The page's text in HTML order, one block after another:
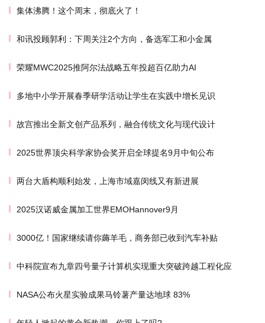
集体沸腾！这个周末，彻底火了！
和讯投顾郭利：下周关注2个方向，备选军工和小金属
荣耀MWC2025推阿尔法战略五年投超百亿助力AI
多地中小学开展春季研学活动让学生在实践中增长见识
故宫推出全新文创产品系列，融合传统文化与现代设计
2025世界顶尖科学家协会奖开启全球提名9月中旬公布
两台大盾构顺利始发，上海市域嘉闵线又有新进展
2025汉诺威金属加工世界EMOHannover9月
3000亿！国家继续请你薅羊毛，商务部已收到汽车补贴
中科院宣布九章四号量子计算机实现重大突破跨越工程化应
NASA公布火星实验成果马铃薯产量达地球 83%